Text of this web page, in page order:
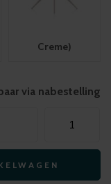
Creme)
via nabestelling
ARVADA
ellips